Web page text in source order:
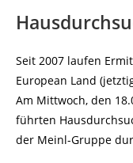
Seit 2007 laufen
European Land
Am Mittwoch, den
führten
der Meinl-Gruppe